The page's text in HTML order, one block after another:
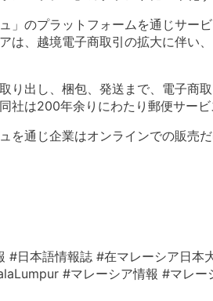
」 のプラットフォームを通じサー
は、越境電子商取引の拡大に伴い、
り出し、 梱包、発送まで、 電子商
同社は200年余りにわたり郵便サービ
を通じ企業はオンラインでの販売だ
日本語情報誌 #在マレーシア日
#マレーシア情報 #マレー